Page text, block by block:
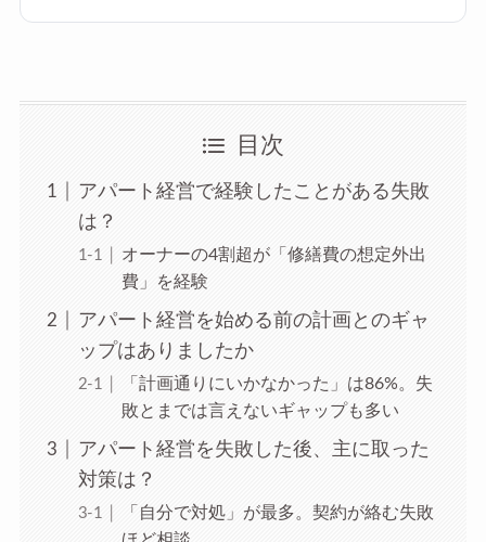
目次
アパート経営で経験したことがある失敗
は？
オーナーの4割超が「修繕費の想定外出
費」を経験
アパート経営を始める前の計画とのギャ
ップはありましたか
「計画通りにいかなかった」は86%。失
敗とまでは言えないギャップも多い
アパート経営を失敗した後、主に取った
対策は？
「自分で対処」が最多。契約が絡む失敗